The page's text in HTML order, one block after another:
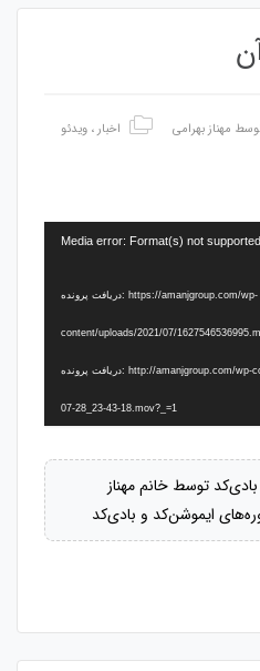
مهناز بهرامی اخبار ، ویدئو
Media error: Format(s) not
دریافت پرونده: https://amanjgroup.com/wp-
content/uploads/2021/07/
دریافت پرونده: http://amanjgroup.com/wp-content/uploads/2021/07/video_2021-
07-28_23-43-18.mov?_=1
توسط خانم مهناز
ایموشن‌کد و بادی‌کد